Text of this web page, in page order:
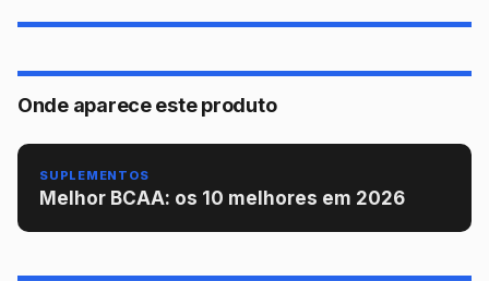
Onde aparece este produto
SUPLEMENTOS
Melhor BCAA: os 10 melhores em 2026